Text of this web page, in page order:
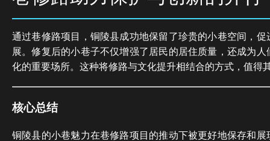
通过巷修路项目，铜陵县成功地保留了珍贵的小巷空间，
展。修复后的小巷子不仅增强了居民的居住质量，还成为
化的重要场所。这种将修路与文化提升相结合的方式，值得
核心总结
铜陵县的小巷魅力在巷修路项目的推动下被更好地保存和